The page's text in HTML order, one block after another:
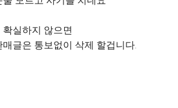
실하지 않으면
글은 통보없이 삭제 할겁니다.